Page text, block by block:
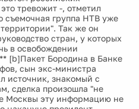
тревожит -, отметил
съемочная группа НТВ уже
Так же он
стран, у которых
в освобождении
[b]Пакет Бородина в Банке
сын экс-министра
источник, знакомый с
сделка произошла "не
Москвы эту информацию не